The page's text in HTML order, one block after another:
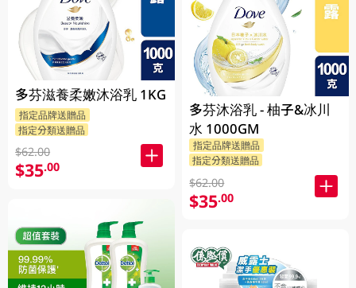
多芬滋養柔嫩沐浴乳 1KG
指定品牌送贈品
指定分類送贈品
$62.00
$35.00
多芬沐浴乳 - 柚子&冰川
水 1000GM
指定品牌送贈品
指定分類送贈品
$62.00
$35.00